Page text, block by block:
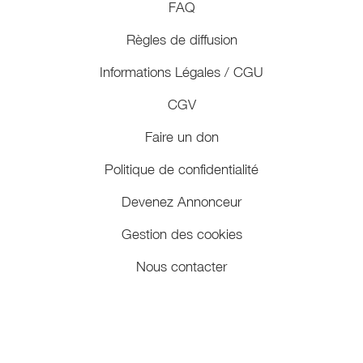
FAQ
Règles de diffusion
Informations Légales / CGU
CGV
Faire un don
Politique de confidentialité
Devenez Annonceur
Gestion des cookies
Nous contacter